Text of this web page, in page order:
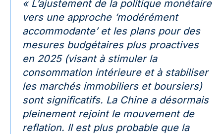
« L’ajustement de la politique monétaire
vers une approche ‘modérément
accommodante’ et les plans pour des
mesures budgétaires plus proactives
en 2025 (visant à stimuler la
consommation intérieure et à stabiliser
les marchés immobiliers et boursiers)
sont significatifs. La Chine a désormais
pleinement rejoint le mouvement de
reflation. Il est plus probable que la